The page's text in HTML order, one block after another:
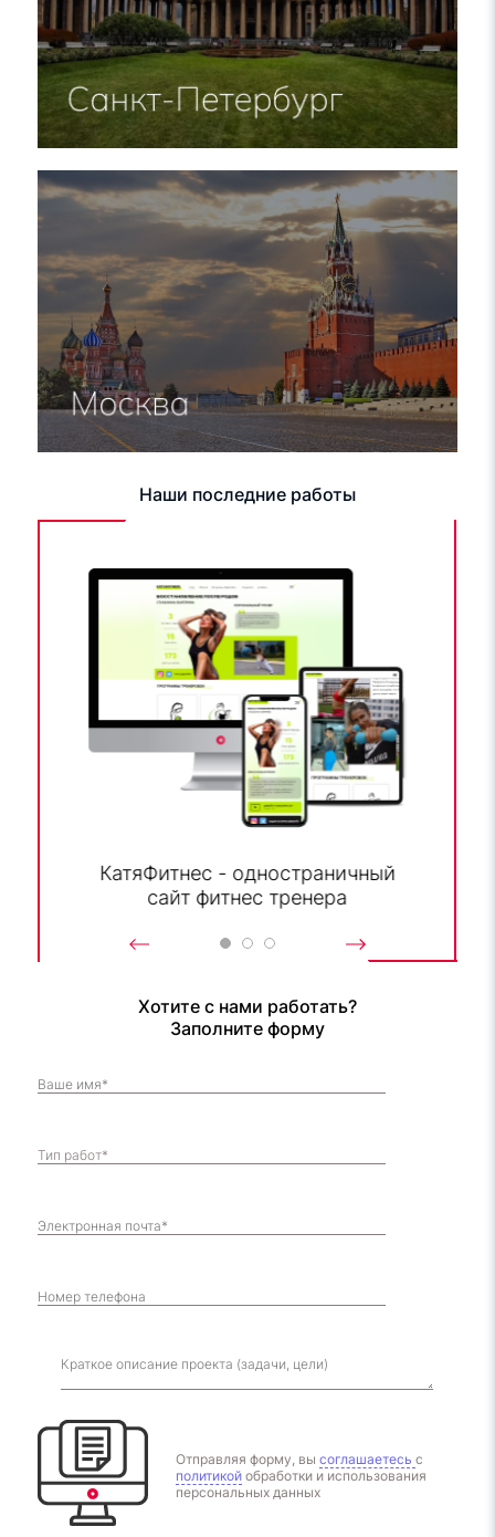
Наши последние работы
КатяФитнес - одностраничный
сайт фитнес тренера
Хотите с нами работать?
Заполните форму
Отправляя форму, вы соглашаетесь с
политикойобработки и использования
персональных данных